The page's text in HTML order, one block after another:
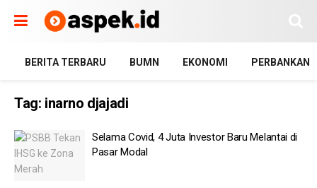
BERITA TERBARU BUMN EKONOMI PERBANKAN
Tag: inarno djajadi
Selama Covid, 4 Juta Investor Baru Melantai di
Pasar Modal